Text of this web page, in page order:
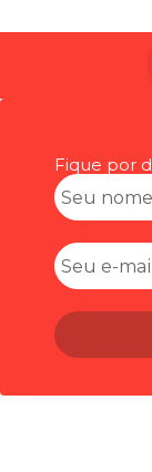
Fique por